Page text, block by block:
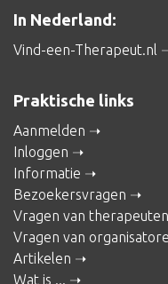
In Nederland:
Vind-een-Therapeut.nl
Praktische links
Aanmelden
Inloggen
Informatie
Bezoekersvragen
Vragen van therapeuten
Vragen van
Artikelen
Wat is ...